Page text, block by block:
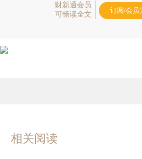
财新通会员
可畅读全文
订阅/会员
相关阅读